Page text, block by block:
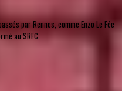
par Rennes, comme Enzo Le Fée
au SRFC.